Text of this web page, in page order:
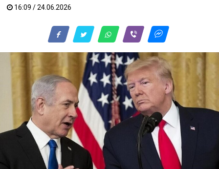
16:09 / 24.06.2026